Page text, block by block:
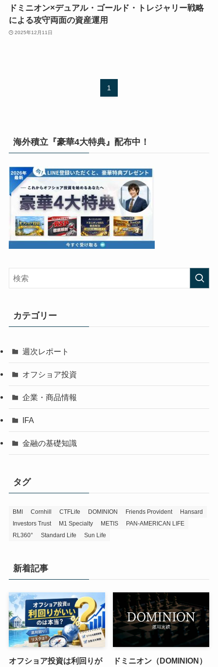
ドミニオン×デュアル・ゴールド・トレジャリー戦略
による攻守両面の資産運用
2025年12月11日
1
海外積立『豪華4大特典』配布中！
カテゴリー
週次レポート
オフショア投資
企業・商品情報
IFA
金融の基礎知識
タグ
BMI Cornhill CTFLife DOMINION Friends Provident
Hansard
Investors Trust
M1 Specialty METIS
PAN-AMERICAN LIFE
RL360°
Standard Life Sun Life
新着記事
オフショア投資は利回りが
ドミニオン（DOMINION）